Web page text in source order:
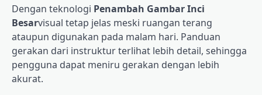
Dengan teknologi Penambah Gambar Inci
Besarvisual tetap jelas meski ruangan terang
ataupun digunakan pada malam hari. Panduan
gerakan dari instruktur terlihat lebih detail, sehingga
pengguna dapat meniru gerakan dengan lebih
akurat.